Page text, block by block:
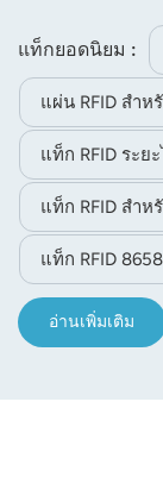
การเข้ารหัสที่ก
ข้อมูลเพิ่มเติมไ
แท็กยอดนิยม :
แผ่น RFID สำ
แท็ก RFID ระย
แท็ก RFID สำ
แท็ก RFID
อ่านเพิ่มเติม